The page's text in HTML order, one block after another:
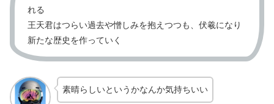
れる
王天君はつらい過去や憎しみを抱えつつも、伏羲になり
新たな歴史を作っていく
素晴らしいというかなんか気持ちいい